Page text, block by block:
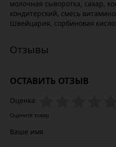
молочная сыворотка, сахар,
кондитерский, смесь
Швейцария, сорбиновая
ОСТАВИТЬ ОТЗЫВ
Оценка:
Оцените товар
Ваше имя